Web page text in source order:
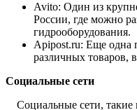
Avito: Один из
России, где можно
гидрооборудования.
Apipost.ru: Еще одна
различных товаров,
Социальные сети
Социальные сети,